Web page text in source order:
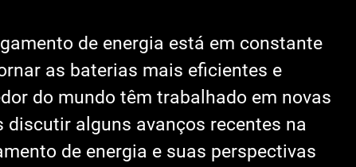
de energia está em constante
as baterias mais eficientes e
do mundo têm trabalhado em novas
discutir alguns avanços recentes na
de energia e suas perspectivas